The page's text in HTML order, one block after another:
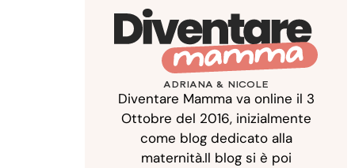
ADRIANA & NICOLE
Diventare Mamma va online il 3
Ottobre del 2016, inizialmente
come blog dedicato alla
maternità.Il blog si è poi